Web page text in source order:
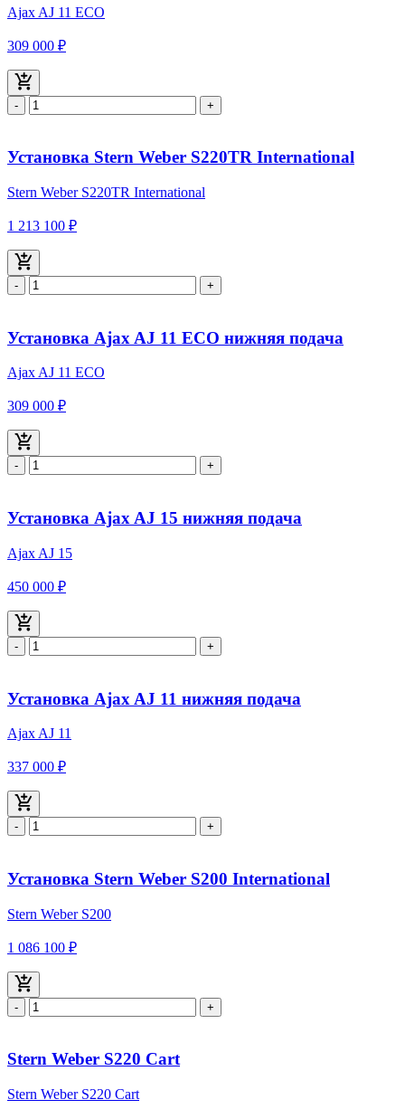
Ajax AJ 11 ECO
309 000 ₽
- +
Установка Stern Weber S220TR International
Stern Weber S220TR International
1 213 100 ₽
- +
Установка Ajax AJ 11 ECO нижняя подача
Ajax AJ 11 ECO
309 000 ₽
- +
Установка Ajax AJ 15 нижняя подача
Ajax AJ 15
450 000 ₽
- +
Установка Ajax AJ 11 нижняя подача
Ajax AJ 11
337 000 ₽
- +
Установка Stern Weber S200 International
Stern Weber S200
1 086 100 ₽
- +
Stern Weber S220 Cart
Stern Weber S220 Cart